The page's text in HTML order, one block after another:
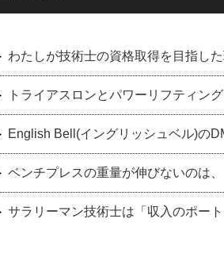
わたしが技術士の資格取得を目指し
トライアスロンとパワーリフティン
English Bell(イングリッシュベル)の
ベンチプレスの重量が伸びないのは
サラリーマン技術士は「収入のポー